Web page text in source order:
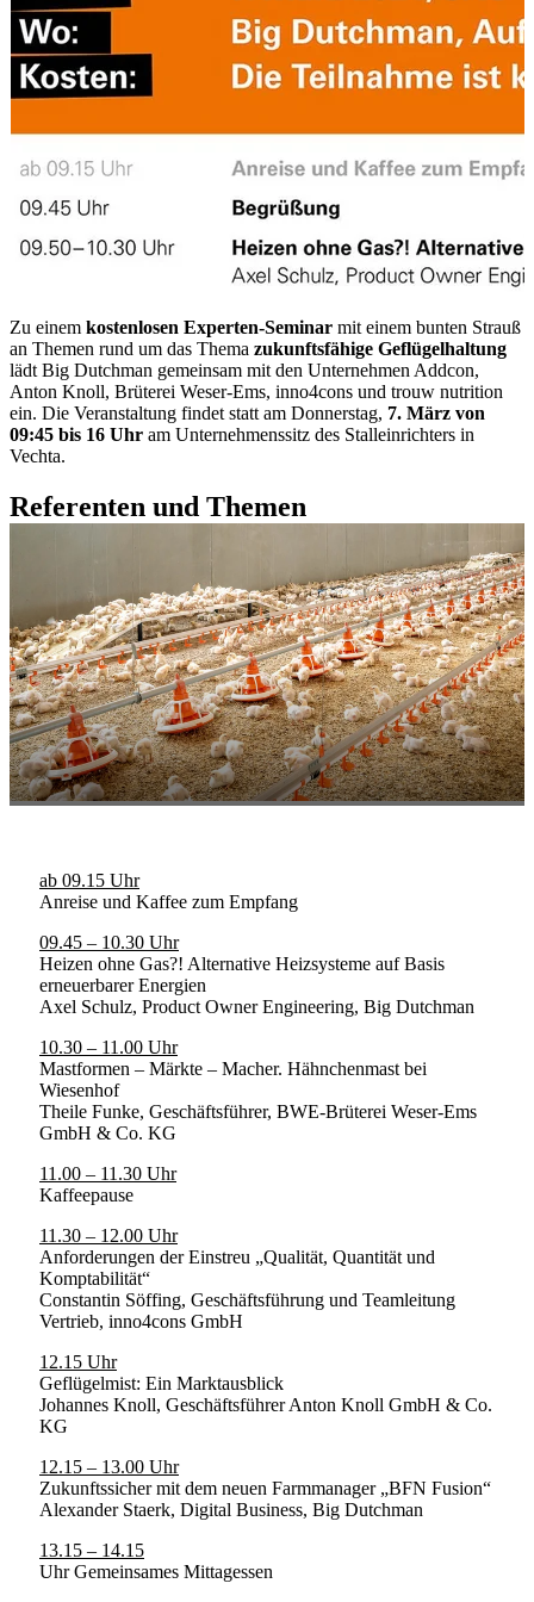
Zu einem kostenlosen Experten-Seminar mit einem bunten Strauß
an Themen rund um das Thema zukunftsfähige Geflügelhaltung
lädt Big Dutchman gemeinsam mit den Unternehmen Addcon,
Anton Knoll, Brüterei Weser-Ems, inno4cons und trouw nutrition
ein. Die Veranstaltung findet statt am Donnerstag, 7. März von
09:45 bis 16 Uhr am Unternehmenssitz des Stalleinrichters in
Vechta.
Referenten und Themen
ab 09.15 Uhr
Anreise und Kaffee zum Empfang
09.45 – 10.30 Uhr
Heizen ohne Gas?! Alternative Heizsysteme auf Basis
erneuerbarer Energien
Axel Schulz, Product Owner Engineering, Big Dutchman
10.30 – 11.00 Uhr
Mastformen – Märkte – Macher. Hähnchenmast bei
Wiesenhof
Theile Funke, Geschäftsführer, BWE-Brüterei Weser-Ems
GmbH & Co. KG
11.00 – 11.30 Uhr
Kaffeepause
11.30 – 12.00 Uhr
Anforderungen der Einstreu „Qualität, Quantität und
Komptabilität“
Constantin Söffing, Geschäftsführung und Teamleitung
Vertrieb, inno4cons GmbH
12.15 Uhr
Geflügelmist: Ein Marktausblick
Johannes Knoll, Geschäftsführer Anton Knoll GmbH & Co.
KG
12.15 – 13.00 Uhr
Zukunftssicher mit dem neuen Farmmanager „BFN Fusion“
Alexander Staerk, Digital Business, Big Dutchman
13.15 – 14.15
Uhr Gemeinsames Mittagessen